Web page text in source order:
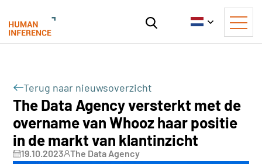
Terug naar nieuwsoverzicht
The Data Agency versterkt met de
overname van Whooz haar positie
in de markt van klantinzicht
19.10.2023 The Data Agency